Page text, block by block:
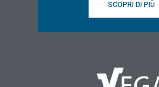
SCOPRI DI PIÙ